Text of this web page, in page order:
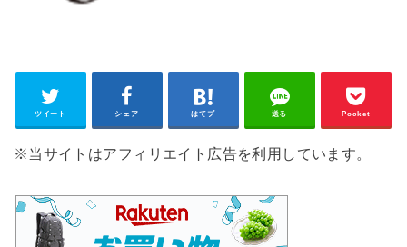
ツイート シェア はてブ 送る Pocket
※当サイトはアフィリエイト広告を利用しています。